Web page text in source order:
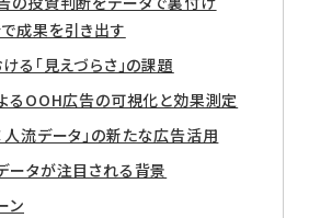
で成果を引き出す
る「見えづらさ」の課題
るOOH広告の可視化と効果測定
流データ」の新たな広告活用
ータが注目される背景
ン